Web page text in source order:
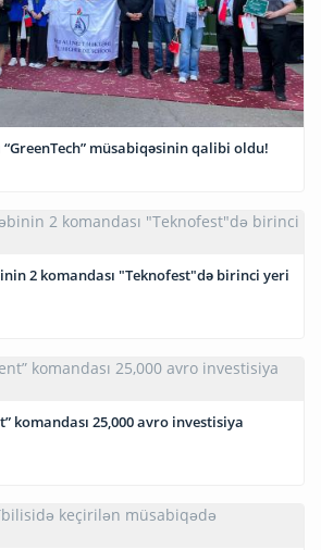
“GreenTech” müsabiqəsinin qalibi oldu!
birinci yeri
komandası 25,000 avro investisiya